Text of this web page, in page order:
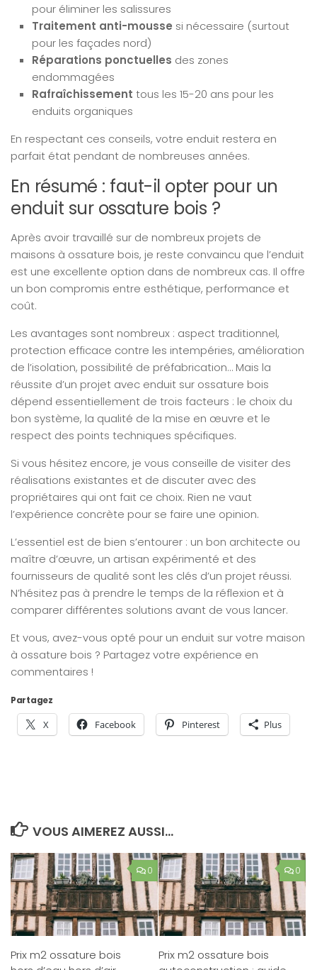
pour éliminer les salissures
Traitement anti-mousse si nécessaire (surtout
pour les façades nord)
Réparations ponctuelles des zones
endommagées
Rafraîchissement tous les 15-20 ans pour les
enduits organiques
En respectant ces conseils, votre enduit restera en
parfait état pendant de nombreuses années.
En résumé : faut-il opter pour un
enduit sur ossature bois ?
Après avoir travaillé sur de nombreux projets de
maisons à ossature bois, je reste convaincu que l’enduit
est une excellente option dans de nombreux cas. Il offre
un bon compromis entre esthétique, performance et
coût.
Les avantages sont nombreux : aspect traditionnel,
protection efficace contre les intempéries, amélioration
de l’isolation, possibilité de préfabrication… Mais la
réussite d’un projet avec enduit sur ossature bois
dépend essentiellement de trois facteurs : le choix du
bon système, la qualité de la mise en œuvre et le
respect des points techniques spécifiques.
Si vous hésitez encore, je vous conseille de visiter des
réalisations existantes et de discuter avec des
propriétaires qui ont fait ce choix. Rien ne vaut
l’expérience concrète pour se faire une opinion.
L’essentiel est de bien s’entourer : un bon architecte ou
maître d’œuvre, un artisan expérimenté et des
fournisseurs de qualité sont les clés d’un projet réussi.
N’hésitez pas à prendre le temps de la réflexion et à
comparer différentes solutions avant de vous lancer.
Et vous, avez-vous opté pour un enduit sur votre maison
à ossature bois ? Partagez votre expérience en
commentaires !
Partagez
X Facebook Pinterest Plus
VOUS AIMEREZ AUSSI...
0
Prix m2 ossature bois
0
Prix m2 ossature bois